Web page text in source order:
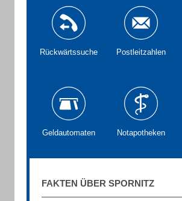
Rückwärtssuche Postleitzahlen
Geldautomaten Notapotheken
FAKTEN ÜBER SPORNITZ